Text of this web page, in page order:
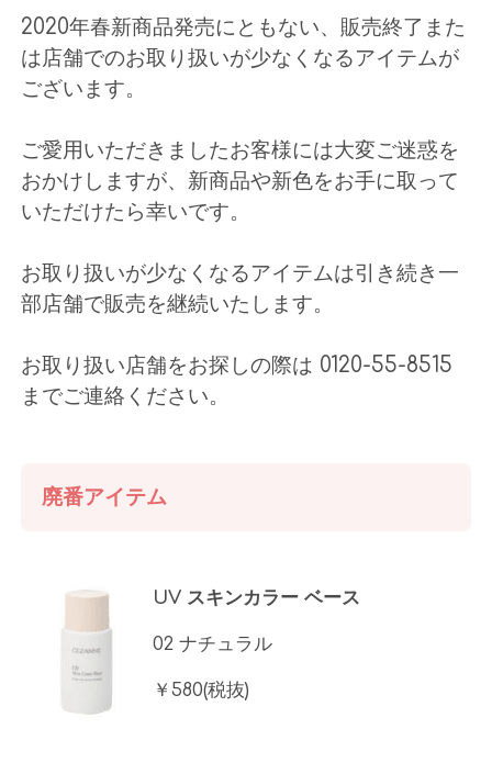
2020年春新商品発売にともない、販売終了また
は店舗でのお取り扱いが少なくなるアイテムが
ございます。
ご愛用いただきましたお客様には大変ご迷惑を
おかけしますが、新商品や新色をお手に取って
いただけたら幸いです。
お取り扱いが少なくなるアイテムは引き続き一
部店舗で販売を継続いたします。
お取り扱い店舗をお探しの際は 0120-55-8515
までご連絡ください。
廃番アイテム
UV スキンカラー ベース
02 ナチュラル
￥580(税抜)